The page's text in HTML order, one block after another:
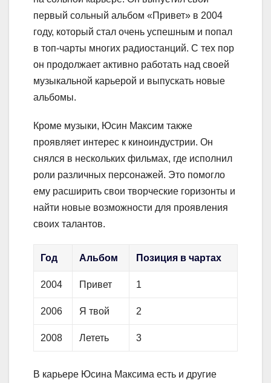
первый сольный альбом «Привет» в 2004
году, который стал очень успешным и попал
в топ-чарты многих радиостанций. С тех пор
он продолжает активно работать над своей
музыкальной карьерой и выпускать новые
альбомы.
Кроме музыки, Юсин Максим также
проявляет интерес к киноиндустрии. Он
снялся в нескольких фильмах, где исполнил
роли различных персонажей. Это помогло
ему расширить свои творческие горизонты и
найти новые возможности для проявления
своих талантов.
Год Альбом Позиция в чартах
2004 Привет 1
2006 Я твой 2
2008 Лететь 3
В карьере Юсина Максима есть и другие